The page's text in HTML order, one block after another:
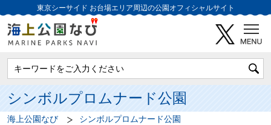
東京シーサイド お台場エリア周辺の公園オフィシャルサイト
シンボルプロムナード公園
海上公園なび
シンボルプロムナード公園